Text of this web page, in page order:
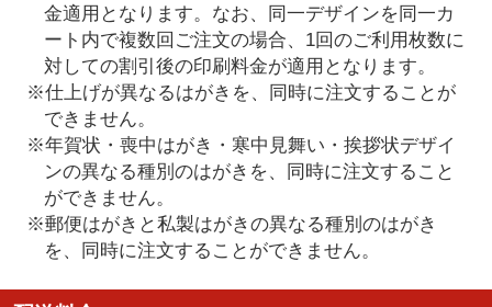
金適用となります。なお、同一デザインを同一カ
ート内で複数回ご注文の場合、1回のご利用枚数に
対しての割引後の印刷料金が適用となります。
※仕上げが異なるはがきを、同時に注文することが
できません。
※年賀状・喪中はがき・寒中見舞い・挨拶状デザイ
ンの異なる種別のはがきを、同時に注文すること
ができません。
※郵便はがきと私製はがきの異なる種別のはがき
を、同時に注文することができません。